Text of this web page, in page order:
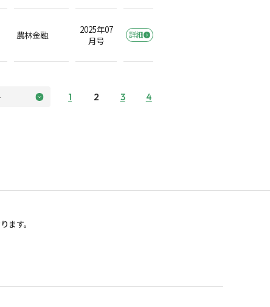
農林金融
2025年07
月号
詳細
1 2 3 4
ます。